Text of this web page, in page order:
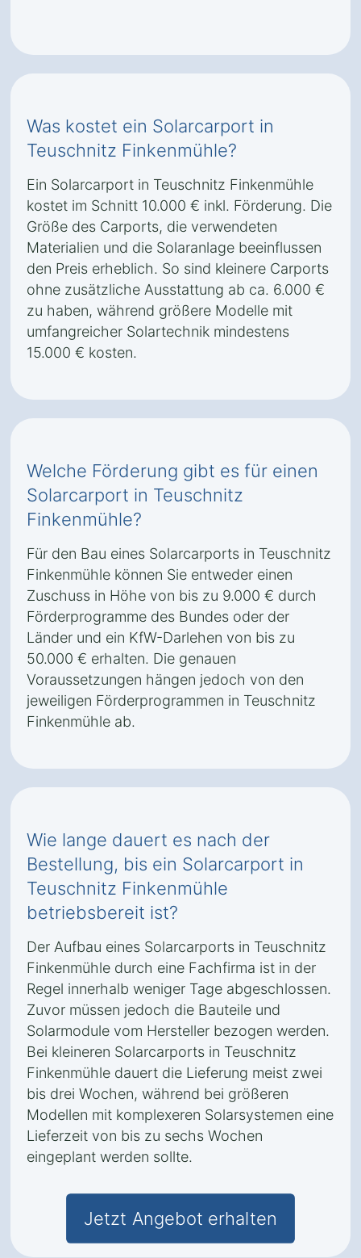
Was kostet ein Solarcarport in
Teuschnitz Finkenmühle?
Ein Solarcarport in Teuschnitz Finkenmühle
kostet im Schnitt 10.000 € inkl. Förderung. Die
Größe des Carports, die verwendeten
Materialien und die Solaranlage beeinflussen
den Preis erheblich. So sind kleinere Carports
ohne zusätzliche Ausstattung ab ca. 6.000 €
zu haben, während größere Modelle mit
umfangreicher Solartechnik mindestens
15.000 € kosten.
Welche Förderung gibt es für einen
Solarcarport in Teuschnitz
Finkenmühle?
Für den Bau eines Solarcarports in Teuschnitz
Finkenmühle können Sie entweder einen
Zuschuss in Höhe von bis zu 9.000 € durch
Förderprogramme des Bundes oder der
Länder und ein KfW-Darlehen von bis zu
50.000 € erhalten. Die genauen
Voraussetzungen hängen jedoch von den
jeweiligen Förderprogrammen in Teuschnitz
Finkenmühle ab.
Wie lange dauert es nach der
Bestellung, bis ein Solarcarport in
Teuschnitz Finkenmühle
betriebsbereit ist?
Der Aufbau eines Solarcarports in Teuschnitz
Finkenmühle durch eine Fachfirma ist in der
Regel innerhalb weniger Tage abgeschlossen.
Zuvor müssen jedoch die Bauteile und
Solarmodule vom Hersteller bezogen werden.
Bei kleineren Solarcarports in Teuschnitz
Finkenmühle dauert die Lieferung meist zwei
bis drei Wochen, während bei größeren
Modellen mit komplexeren Solarsystemen eine
Lieferzeit von bis zu sechs Wochen
eingeplant werden sollte.
Jetzt Angebot erhalten